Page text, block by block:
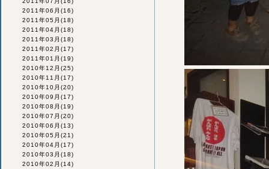
2011年06月 (16)
2011年05月 (18)
2011年04月 (18)
2011年03月 (18)
2011年02月 (17)
2011年01月 (19)
2010年12月 (25)
2010年11月 (17)
2010年10月 (20)
2010年09月 (17)
2010年08月 (19)
2010年07月 (20)
2010年06月 (13)
2010年05月 (21)
2010年04月 (17)
2010年03月 (18)
2010年02月 (14)